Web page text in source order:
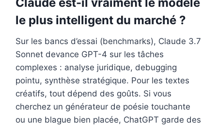
Claude est-il vraiment le modèle
le plus intelligent du marché ?
Sur les bancs d’essai (benchmarks), Claude 3.7
Sonnet devance GPT-4 sur les tâches
complexes : analyse juridique, debugging
pointu, synthèse stratégique. Pour les textes
créatifs, tout dépend des goûts. Si vous
cherchez un générateur de poésie touchante
ou une blague bien placée, ChatGPT garde des